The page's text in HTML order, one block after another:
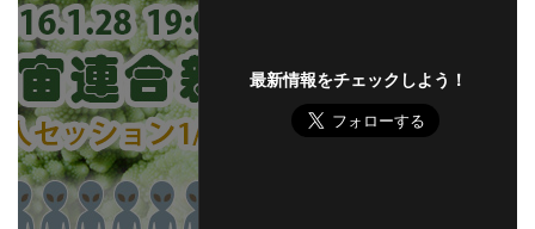
最新情報をチェックしよう！